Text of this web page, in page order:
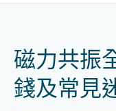
磁力共振
錢及常見